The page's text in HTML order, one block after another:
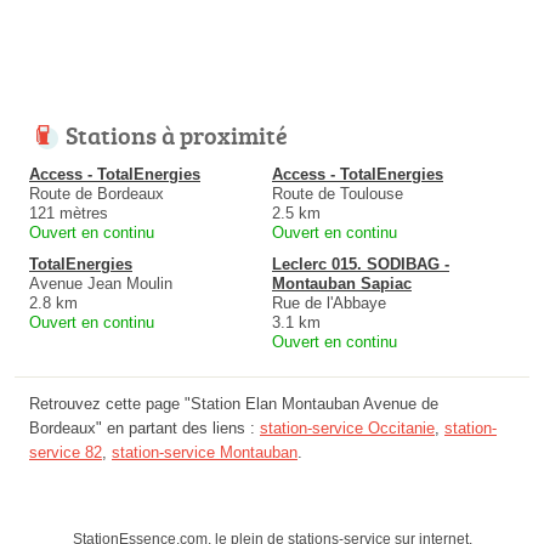
Stations à proximité
Access - TotalEnergies
Route de Bordeaux
121 mètres
Ouvert en continu
Access - TotalEnergies
Route de Toulouse
2.5 km
Ouvert en continu
TotalEnergies
Avenue Jean Moulin
2.8 km
Ouvert en continu
Leclerc 015. SODIBAG -
Montauban Sapiac
Rue de l'Abbaye
3.1 km
Ouvert en continu
Retrouvez cette page "Station Elan Montauban Avenue de
Bordeaux" en partant des liens : station-service Occitanie station-
service 82 station-service Montauban
StationEssence.com, le plein de stations-service sur internet.